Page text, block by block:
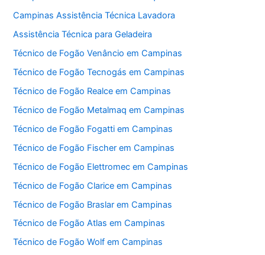
Campinas Assistência Técnica Lavadora
Assistência Técnica para Geladeira
Técnico de Fogão Venâncio em Campinas
Técnico de Fogão Tecnogás em Campinas
Técnico de Fogão Realce em Campinas
Técnico de Fogão Metalmaq em Campinas
Técnico de Fogão Fogatti em Campinas
Técnico de Fogão Fischer em Campinas
Técnico de Fogão Elettromec em Campinas
Técnico de Fogão Clarice em Campinas
Técnico de Fogão Braslar em Campinas
Técnico de Fogão Atlas em Campinas
Técnico de Fogão Wolf em Campinas